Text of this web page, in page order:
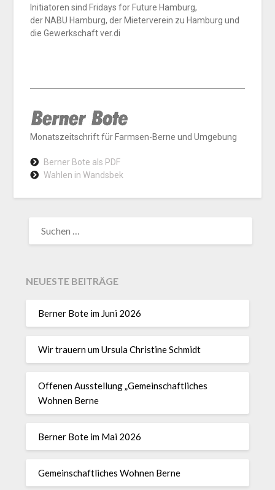
Initiatoren sind Fridays for Future Hamburg,
der NABU Hamburg, der Mieterverein zu Hamburg und
die Gewerkschaft ver.di
Monatszeitschrift für Farmsen-Berne und Umgebung
Berner Bote als PDF
Wahlen in Wandsbek
NEUESTE BEITRÄGE
Berner Bote im Juni 2026
Wir trauern um Ursula Christine Schmidt
Offenen Ausstellung „Gemeinschaftliches
Wohnen Berne
Berner Bote im Mai 2026
Gemeinschaftliches Wohnen Berne